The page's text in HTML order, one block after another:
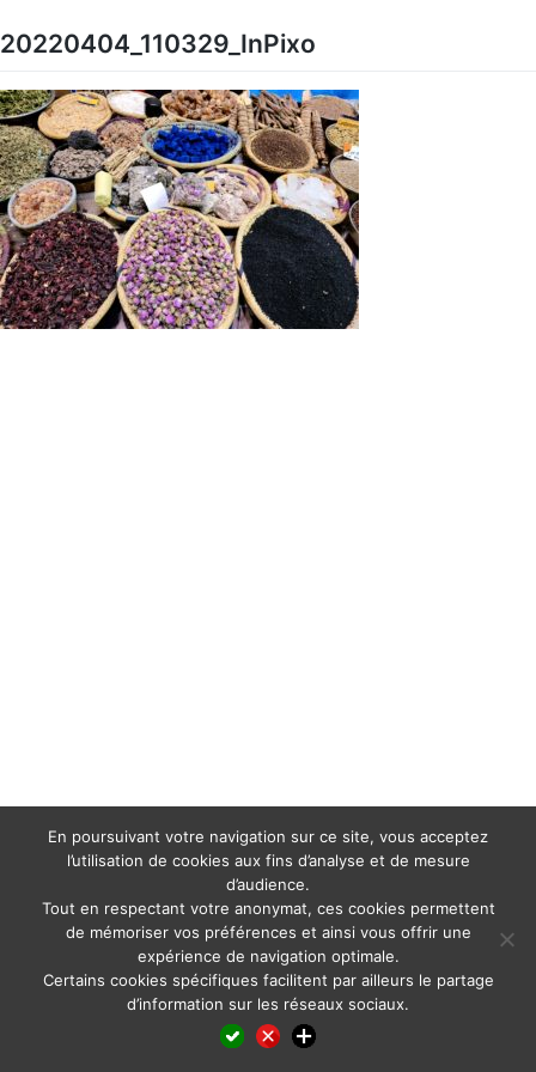
content
20220404_110329_InPixo
LinkedIn
X WhatsAppPinterest
En poursuivant votre navigation sur ce site, vous acceptez
l’utilisation de cookies aux fins d’analyse et de mesure
d’audience.
Tout en respectant votre anonymat, ces cookies permettent
de mémoriser vos préférences et ainsi vous offrir une
expérience de navigation optimale.
Certains cookies spécifiques facilitent par ailleurs le partage
d’information sur les réseaux sociaux.